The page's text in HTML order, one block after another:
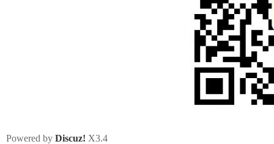
Powered by Discuz! X3.4